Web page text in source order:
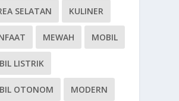
SELATAN KULINER
MEWAH MOBIL
LISTRIK
OTONOM MODERN